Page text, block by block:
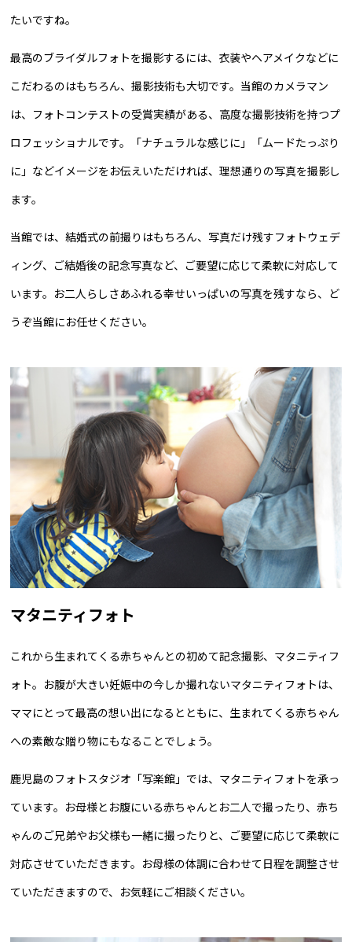
たいですね。
最高のブライダルフォトを撮影するには、衣装やヘアメイクなどに
こだわるのはもちろん、撮影技術も大切です。当館のカメラマン
は、フォトコンテストの受賞実績がある、高度な撮影技術を持つプ
ロフェッショナルです。「ナチュラルな感じに」「ムードたっぷり
に」などイメージをお伝えいただければ、理想通りの写真を撮影し
ます。
当館では、結婚式の前撮りはもちろん、写真だけ残すフォトウェデ
ィング、ご結婚後の記念写真など、ご要望に応じて柔軟に対応して
います。お二人らしさあふれる幸せいっぱいの写真を残すなら、ど
うぞ当館にお任せください。
マタニティフォト
これから生まれてくる赤ちゃんとの初めて記念撮影、マタニティフ
ォト。お腹が大きい妊娠中の今しか撮れないマタニティフォトは、
ママにとって最高の想い出になるとともに、生まれてくる赤ちゃん
への素敵な贈り物にもなることでしょう。
鹿児島のフォトスタジオ「写楽館」では、マタニティフォトを承っ
ています。お母様とお腹にいる赤ちゃんとお二人で撮ったり、赤ち
ゃんのご兄弟やお父様も一緒に撮ったりと、ご要望に応じて柔軟に
対応させていただきます。お母様の体調に合わせて日程を調整させ
ていただきますので、お気軽にご相談ください。